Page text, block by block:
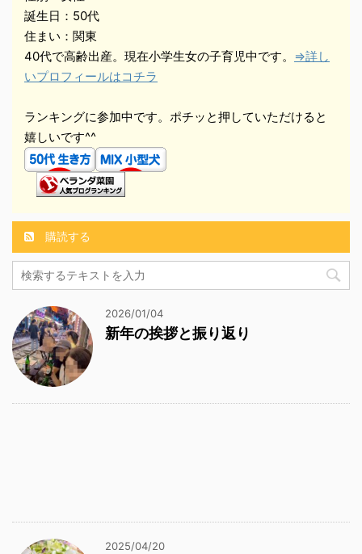
誕生日：50代
住まい：関東
40代で高齢出産。現在小学生女の子育児中です。 ⇒詳し
いプロフィールはコチラ
ランキングに参加中です。ポチッと押していただけると
嬉しいです^^
購読する
2026/01/04
新年の挨拶と振り返り
2025/04/20